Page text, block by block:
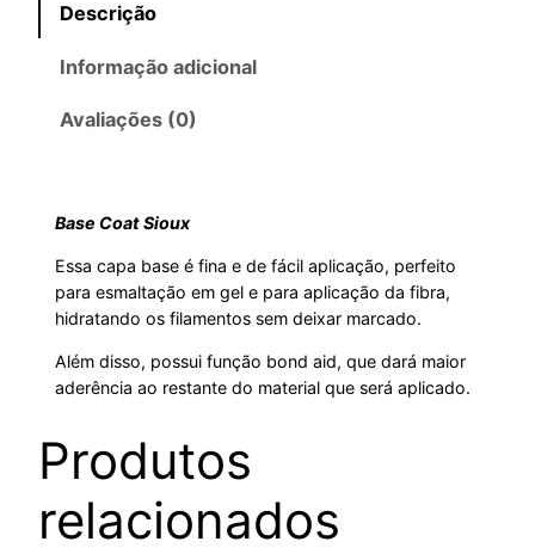
i
g
n
a
l
e
a
:
:
R
$
,
Descrição
Informação adicional
Avaliações (0)
Base Coat Sioux
Essa capa base é fina e de fácil aplicação, perfeito
para esmaltação em gel e para aplicação da fibra,
hidratando os filamentos sem deixar marcado.
Além disso, possui função bond aid, que dará maior
aderência ao restante do material que será aplicado.
Produtos
relacionados